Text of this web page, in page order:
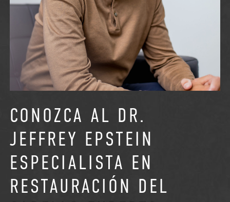
CONOZCA AL DR.
JEFFREY EPSTEIN
ESPECIALISTA EN
RESTAURACIÓN DEL